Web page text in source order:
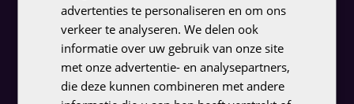
advertenties te personaliseren en om ons
verkeer te analyseren. We delen ook
informatie over uw gebruik van onze site
met onze advertentie- en analysepartners,
die deze kunnen combineren met andere